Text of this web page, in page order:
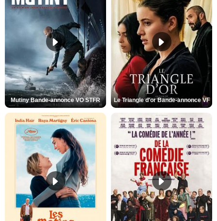
Mutiny Bande-annonce VO STFR Le Triangle d'or Bande-annonce VF